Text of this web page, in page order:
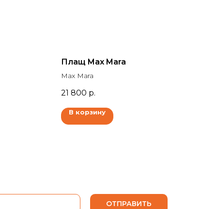
Плащ Max Mara
Max Mara
21 800 р.
В корзину
ОТПРАВИТЬ